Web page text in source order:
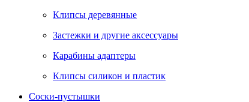
Клипсы деревянные
Застежки и другие аксессуары
Карабины адаптеры
Клипсы силикон и пластик
Соски-пустышки